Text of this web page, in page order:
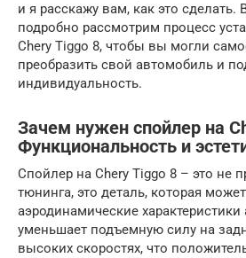
и я расскажу вам, как это сделать.
подробно рассмотрим процесс
Chery Tiggo 8, чтобы вы могли
преобразить свой автомобиль и
индивидуальность.
Зачем нужен спойлер на
Функциональность и
Спойлер на Chery Tiggo 8 – это не
тюнинга, это деталь, которая
аэродинамические
уменьшает подъемную силу на
высоких скоростях, что